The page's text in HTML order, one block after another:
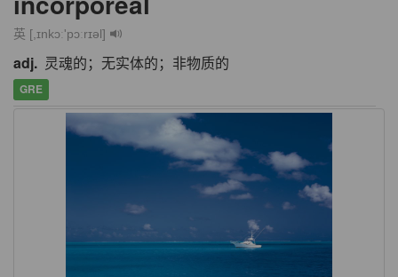
英 [,ɪnkɔː'pɔːrɪəl]
adj. 灵魂的；无实体的；非物质的
GRE